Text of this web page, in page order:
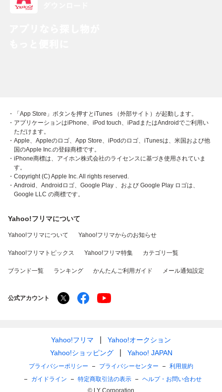
・「App Store」ボタンを押すとiTunes （外部サイト）が起動します。
・アプリケーションはiPhone、iPod touch、iPadまたはAndroidでご利用い
ただけます。
・Apple、Appleのロゴ、App Store、iPodのロゴ、iTunesは、米国および他
国のApple Inc.の登録商標です。
・iPhone商標は、アイホン株式会社のライセンスに基づき使用されていま
す。
・Copyright (C) Apple Inc. All rights reserved.
・Android、Androidロゴ、Google Play 、および Google Play ロゴは、
Google LLC の商標です。
Yahoo!フリマについて
Yahoo!フリマについて Yahoo!フリマからのお知らせ
Yahoo!フリマトピックス Yahoo!フリマ特集 カテゴリ一覧
ブランド一覧 ランキング かんたんご利用ガイド メール通知設定
公式アカウント
Yahoo!フリマ
Yahoo!オークション
Yahoo!ショッピング
Yahoo! JAPAN
プライバシーポリシー プライバシーセンター
利用規約
ガイドライン
特定商取引法の表示
ヘルプ・お問い合わせ